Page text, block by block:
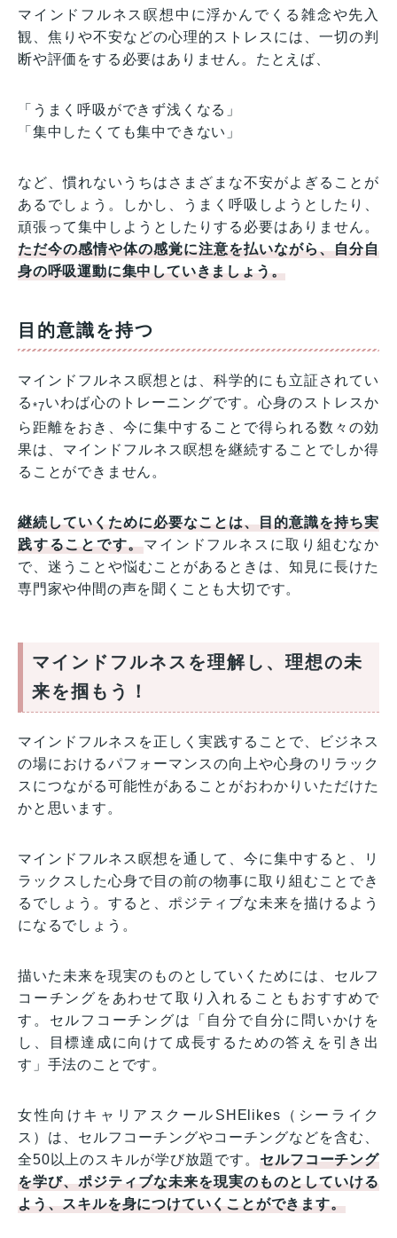
マインドフルネス瞑想中に浮かんでくる雑念や先入
観、焦りや不安などの心理的ストレスには、一切の判
断や評価をする必要はありません。たとえば、
「うまく呼吸ができず浅くなる」
「集中したくても集中できない」
など、慣れないうちはさまざまな不安がよぎることが
あるでしょう。しかし、うまく呼吸しようとしたり、
頑張って集中しようとしたりする必要はありません。
ただ今の感情や体の感覚に注意を払いながら、自分自
身の呼吸運動に集中していきましょう。
目的意識を持つ
マインドフルネス瞑想とは、科学的にも立証されてい
る*7いわば心のトレーニングです。心身のストレスか
ら距離をおき、今に集中することで得られる数々の効
果は、マインドフルネス瞑想を継続することでしか得
ることができません。
継続していくために必要なことは、目的意識を持ち実
践することです。マインドフルネスに取り組むなか
で、迷うことや悩むことがあるときは、知見に長けた
専門家や仲間の声を聞くことも大切です。
マインドフルネスを理解し、理想の未
来を掴もう！
マインドフルネスを正しく実践することで、ビジネス
の場におけるパフォーマンスの向上や心身のリラック
スにつながる可能性があることがおわかりいただけた
かと思います。
マインドフルネス瞑想を通して、今に集中すると、リ
ラックスした心身で目の前の物事に取り組むことでき
るでしょう。すると、ポジティブな未来を描けるよう
になるでしょう。
描いた未来を現実のものとしていくためには、セルフ
コーチングをあわせて取り入れることもおすすめで
す。セルフコーチングは「自分で自分に問いかけを
し、目標達成に向けて成長するための答えを引き出
す」手法のことです。
女性向けキャリアスクールSHElikes（シーライク
ス）は、セルフコーチングやコーチングなどを含む、
全50以上のスキルが学び放題です。 セルフコーチング
を学び、ポジティブな未来を現実のものとしていける
よう、スキルを身につけていくことができます。